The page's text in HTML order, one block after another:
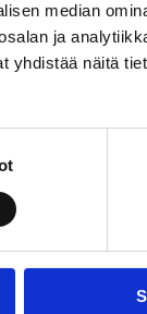
median
ja
yhdistää näitä
Kielto on
muusta